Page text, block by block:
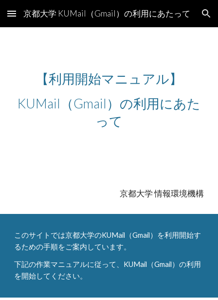
Skip to main content Skip to navigation
京都大学 KUMail（Gmail）の利用にあたって
【利用開始マニュアル】
KUMail（Gmail）の利用にあた
って
京都大学 情報環境機構
このサイトでは京都大学のKUMail（Gmail）を利用開始す
るための手順をご案内しています。
下記の作業マニュアルに従って、KUMail（Gmail）の利用
を開始してください。